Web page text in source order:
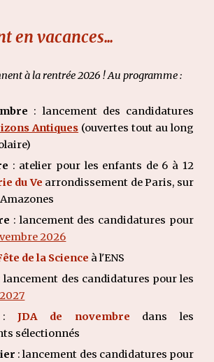
en vacances...
à la rentrée 2026 ! Au programme :
: lancement des candidatures
Antiques (ouvertes tout au long
: atelier pour les enfants de 6 à 12
du Ve arrondissement de Paris, sur
: lancement des candidatures pour
2026
de la Science à l'ENS
lancement des candidatures pour les
:JDA de novembre dans les
sélectionnés
: lancement des candidatures pour